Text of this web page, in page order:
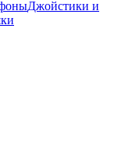
Джойстики и